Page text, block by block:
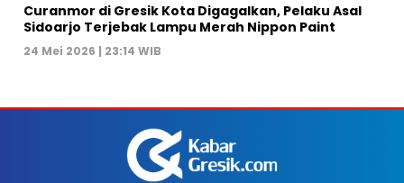
Curanmor di Gresik Kota Digagalkan, Pelaku Asal
Sidoarjo Terjebak Lampu Merah Nippon Paint
24 Mei 2026 | 23:14 WIB